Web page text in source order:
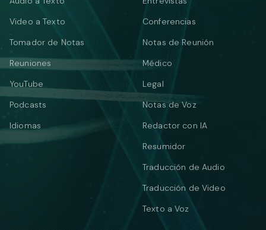
Video a Texto
Tomador de Notas
Reuniones
YouTube
Podcasts
Idiomas
Conferencias
Notas de Reunión
Médico
Legal
Notas de Voz
Redactor con IA
Resumidor
Traducción de Audio
Traducción de Video
Texto a Voz